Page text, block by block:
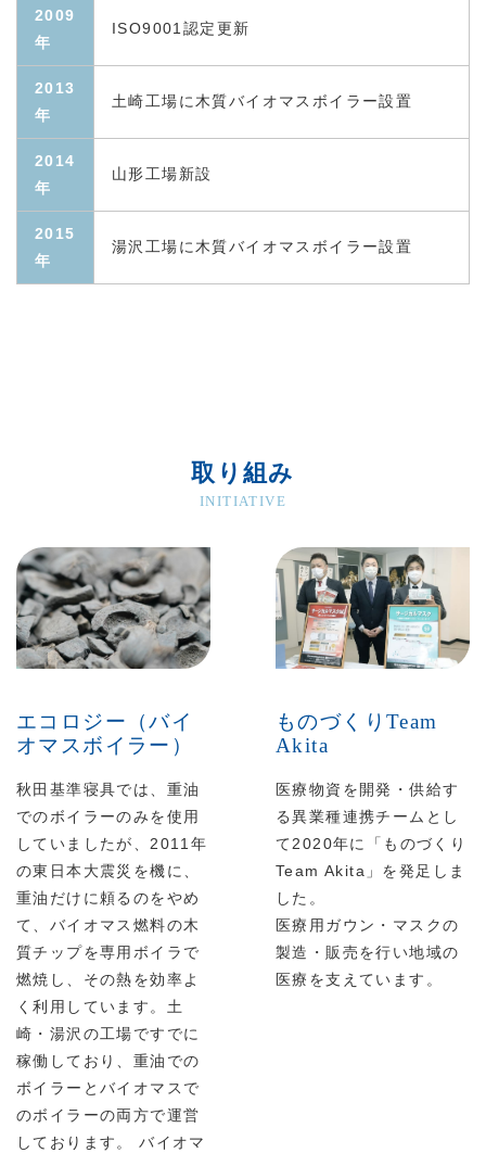
2009
年
ISO9001認定更新
2013
年
土崎工場に木質バイオマスボイラー設置
2014
年
山形工場新設
2015
年
湯沢工場に木質バイオマスボイラー設置
取り組み
INITIATIVE
エコロジー（バイ
オマスボイラー）
秋田基準寝具では、重油
でのボイラーのみを使用
していましたが、2011年
の東日本大震災を機に、
重油だけに頼るのをやめ
て、バイオマス燃料の木
質チップを専用ボイラで
燃焼し、その熱を効率よ
く利用しています。土
崎・湯沢の工場ですでに
稼働しており、重油での
ボイラーとバイオマスで
のボイラーの両方で運営
しております。 バイオマ
ものづくりTeam
Akita
医療物資を開発・供給す
る異業種連携チームとし
て2020年に「ものづくり
Team Akita」を発足しま
した。
医療用ガウン・マスクの
製造・販売を行い地域の
医療を支えています。